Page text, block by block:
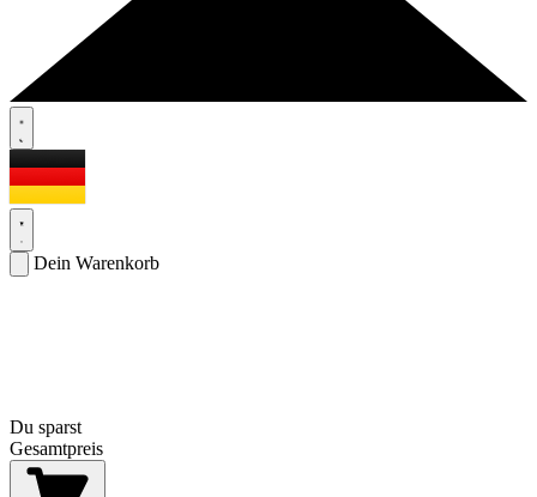
Dein Warenkorb
Du sparst
Gesamtpreis